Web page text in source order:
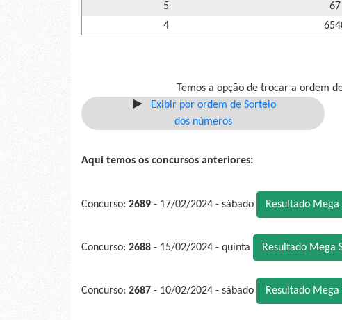
5
67
4
Temos a opção de trocar a ordem
Exibir por ordem de Sorteio
dos números
Aqui temos os concursos anteriores:
Concurso: 2689 - 17/02/2024 - sábado Resultado Mega
Concurso: 2688 - 15/02/2024 - quinta Resultado Mega
Concurso: 2687 - 10/02/2024 - sábado Resultado Mega